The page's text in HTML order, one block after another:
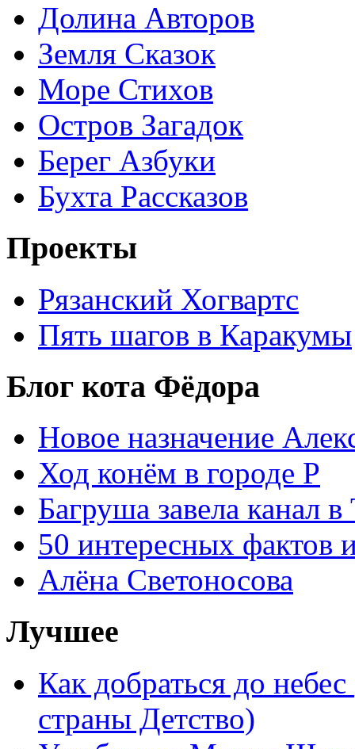
Долина Авторов
Земля Сказок
Море Стихов
Остров Загадок
Берег Азбуки
Бухта Рассказов
Проекты
Рязанский Хогвартс
Пять шагов в Каракумы
Блог кота Фёдора
Новое назначение
Ход конём в городе Р
Багруша завела канал в
50 интересных фактов
Алёна Светоносова
Лучшее
Как добраться до
страны Детство)